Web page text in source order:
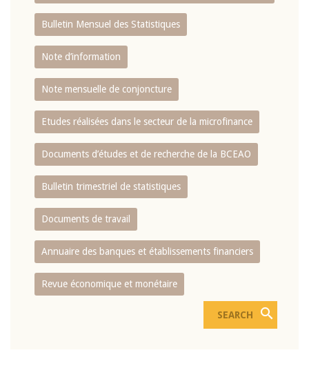
Bulletin Mensuel des Statistiques
Note d’information
Note mensuelle de conjoncture
Etudes réalisées dans le secteur de la microfinance
Documents d’études et de recherche de la BCEAO
Bulletin trimestriel de statistiques
Documents de travail
Annuaire des banques et établissements financiers
Revue économique et monétaire